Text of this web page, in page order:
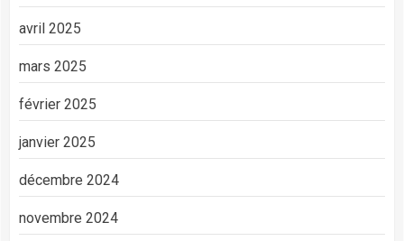
avril 2025
mars 2025
février 2025
janvier 2025
décembre 2024
novembre 2024